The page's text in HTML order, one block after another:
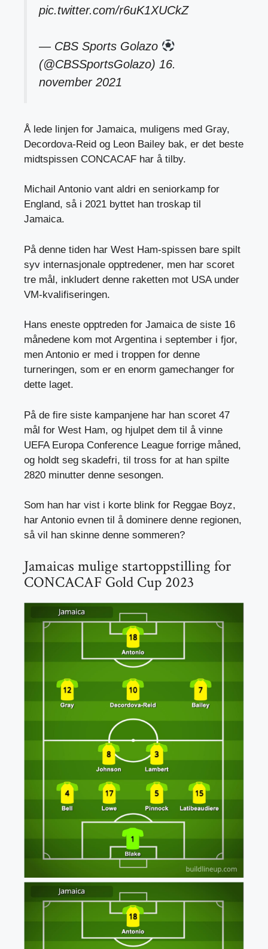
pic.twitter.com/r6uK1XUCkZ
— CBS Sports Golazo
(@CBSSportsGolazo) 16.
november 2021
Å lede linjen for Jamaica, muligens med Gray,
Decordova-Reid og Leon Bailey bak, er det beste
midtspissen CONCACAF har å tilby.
Michail Antonio vant aldri en seniorkamp for
England, så i 2021 byttet han troskap til
Jamaica.
På denne tiden har West Ham-spissen bare spilt
syv internasjonale opptredener, men har scoret
tre mål, inkludert denne raketten mot USA under
VM-kvalifiseringen.
Hans eneste opptreden for Jamaica de siste 16
månedene kom mot Argentina i september i fjor,
men Antonio er med i troppen for denne
turneringen, som er en enorm gamechanger for
dette laget.
På de fire siste kampanjene har han scoret 47
mål for West Ham, og hjulpet dem til å vinne
UEFA Europa Conference League forrige måned,
og holdt seg skadefri, til tross for at han spilte
2820 minutter denne sesongen.
Som han har vist i korte blink for Reggae Boyz,
har Antonio evnen til å dominere denne regionen,
så vil han skinne denne sommeren?
Jamaicas mulige startoppstilling for
CONCACAF Gold Cup 2023